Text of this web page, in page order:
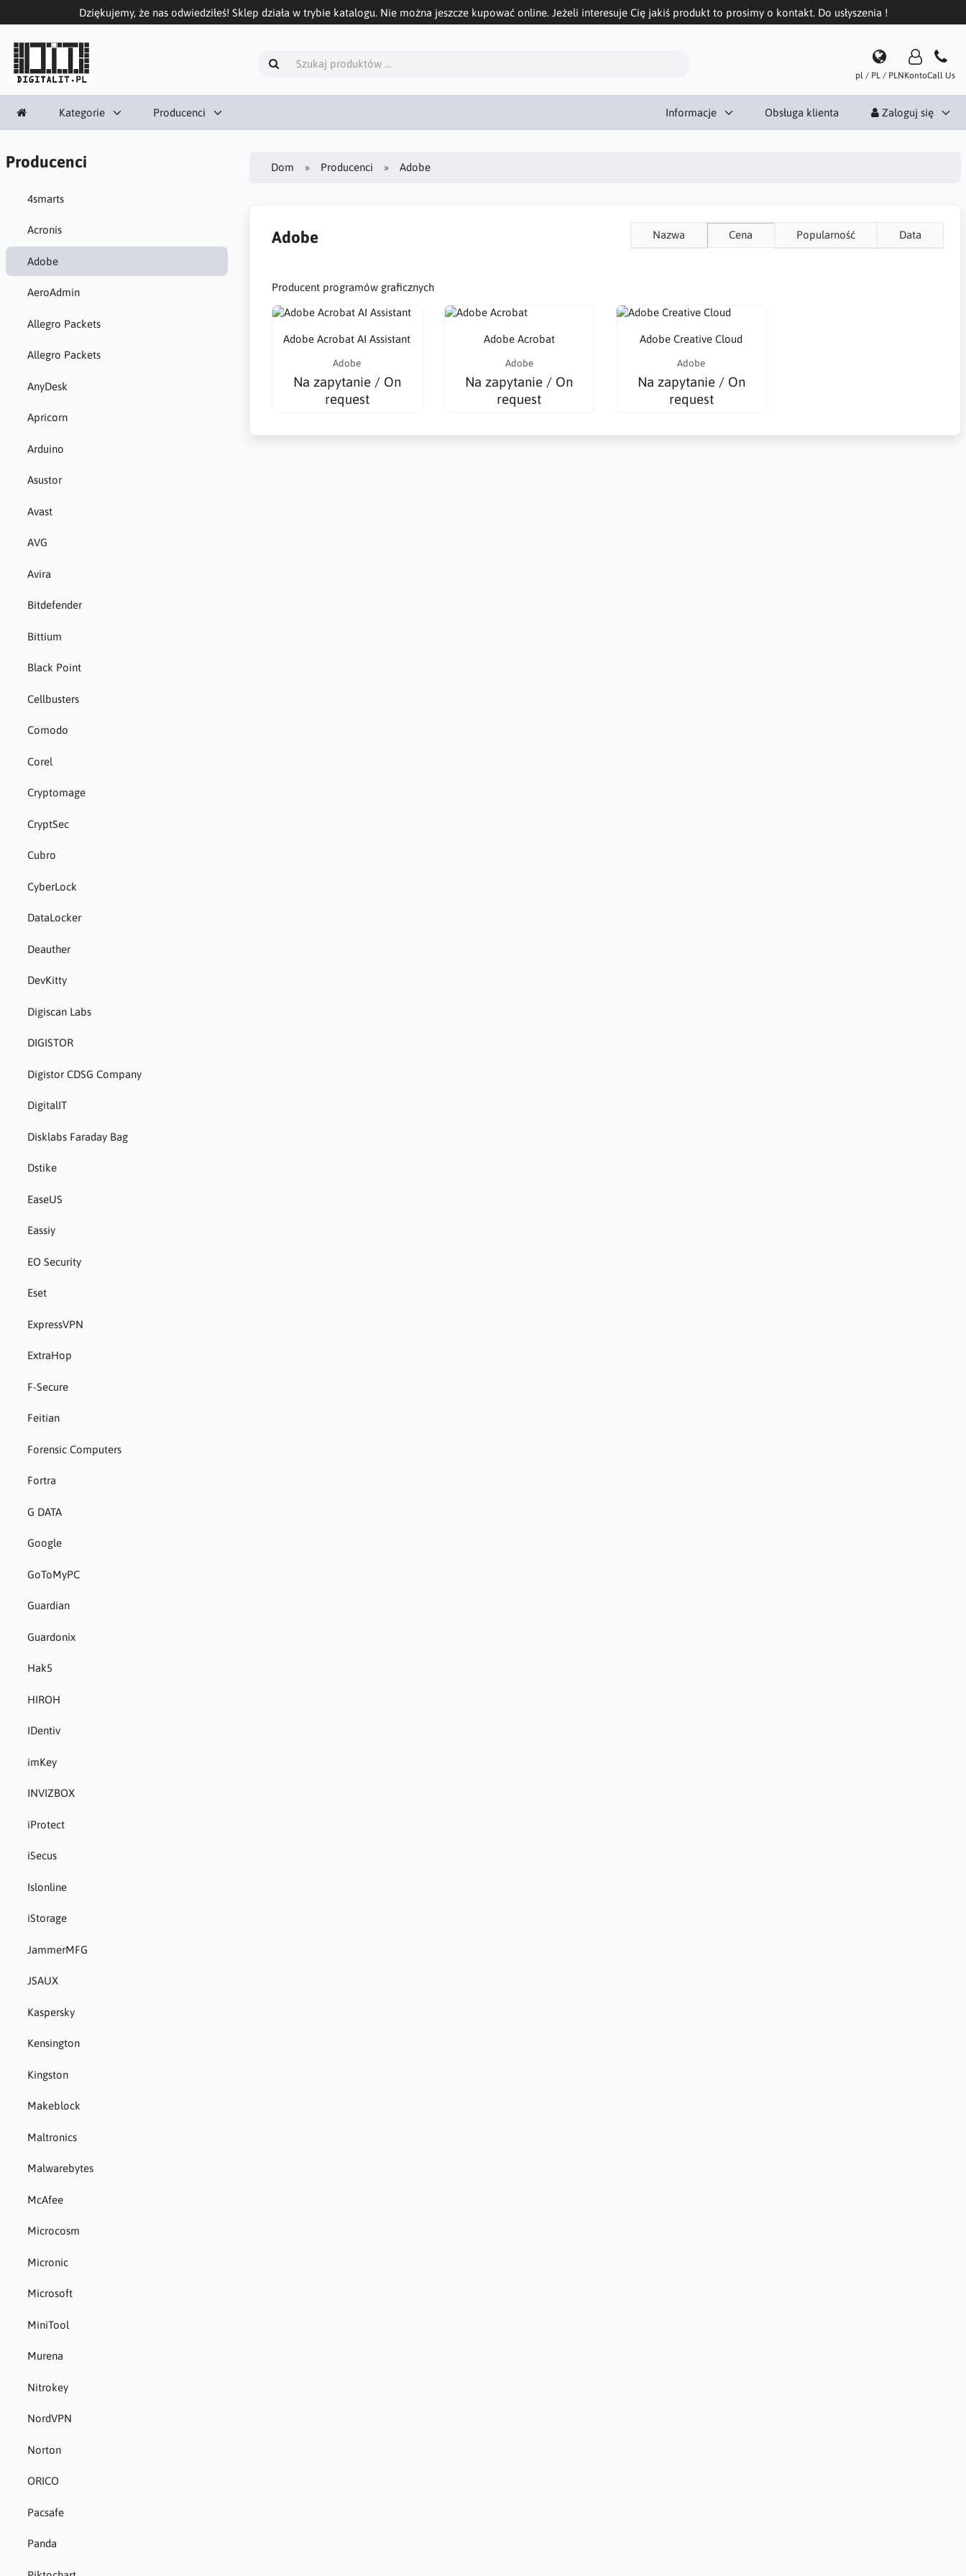
Dziękujemy, że nas odwiedziłeś! Sklep działa w trybie katalogu. Nie można jeszcze kupować online. Jeżeli interesuje Cię jakiś produkt to prosimy o kontakt. Do usłyszenia !
pl / PL / PLNKontoCall Us
Kategorie Producenci Informacje Obsługa klienta Zaloguj się
Producenci
4smarts
Acronis
Adobe
AeroAdmin
Allegro Packets
Allegro Packets
AnyDesk
Apricorn
Arduino
Asustor
Avast
AVG
Avira
Bitdefender
Bittium
Black Point
Cellbusters
Comodo
Corel
Cryptomage
CryptSec
Cubro
CyberLock
DataLocker
Deauther
DevKitty
Digiscan Labs
DIGISTOR
Digistor CDSG Company
DigitalIT
Disklabs Faraday Bag
Dstike
EaseUS
Eassiy
EO Security
Eset
ExpressVPN
ExtraHop
F-Secure
Feitian
Forensic Computers
Fortra
G DATA
Google
GoToMyPC
Guardian
Guardonix
Hak5
HIROH
IDentiv
imKey
INVIZBOX
iProtect
iSecus
Islonline
iStorage
JammerMFG
JSAUX
Kaspersky
Kensington
Kingston
Makeblock
Maltronics
Malwarebytes
McAfee
Microcosm
Micronic
Microsoft
MiniTool
Murena
Nitrokey
NordVPN
Norton
ORICO
Pacsafe
Panda
Dom Producenci Adobe
Nazwa Cena Popularność Data
Adobe
Producent programów graficznych
Adobe Acrobat AI Assistant
Adobe
Na zapytanie / On
request
Adobe Acrobat
Adobe
Na zapytanie / On
request
Adobe Creative Cloud
Adobe
Na zapytanie / On
request